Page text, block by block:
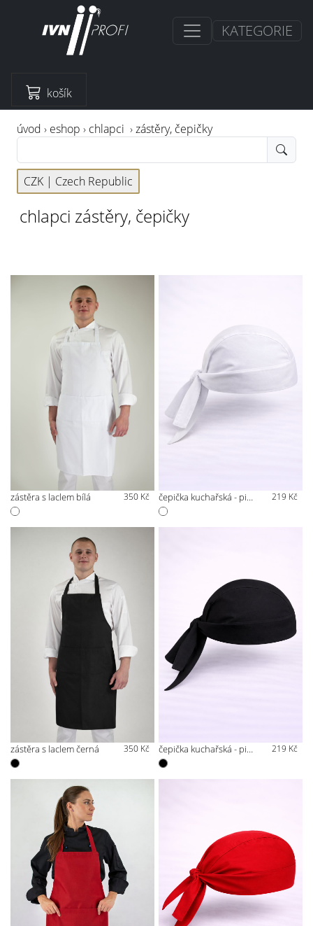
KATEGORIE
košík
úvod › eshop › chlapci ›zástěry, čepičky
CZK | Czech Republic
chlapci zástěry, čepičky
zástěra s laclem bílá 350 Kč čepička kuchařská - pirátka bílá 219 Kč
zástěra s laclem černá 350 Kč čepička kuchařská - pirátka černá 219 Kč